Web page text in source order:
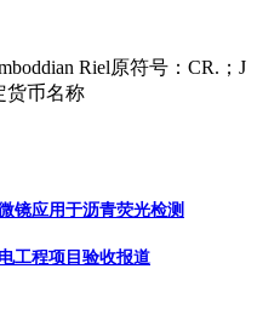
Riel原符号：CR.；J
货币名称
镜应用于沥青荧光检测
工程项目验收报道